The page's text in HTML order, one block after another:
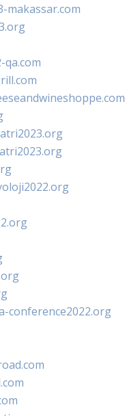
makassar.com
qa.com
conference2022.org